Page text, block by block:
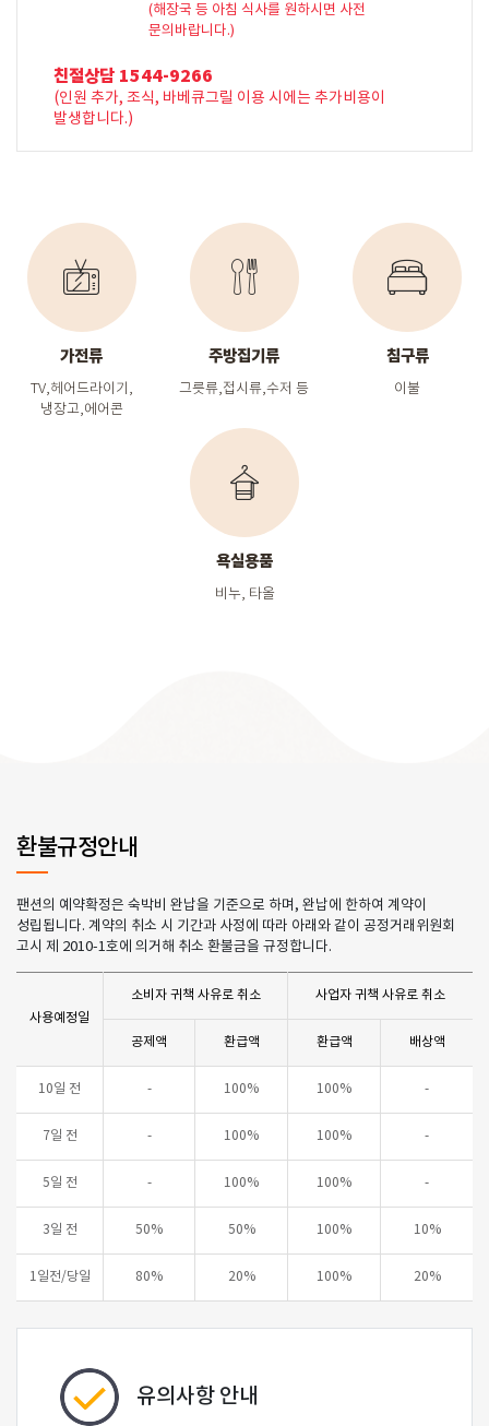
(해장국 등 아침 식사를 원하시면 사전
문의바랍니다.)
친절상담 1544-9266
(인원 추가, 조식, 바베큐그릴 이용 시에는 추가비용이
발생합니다.)
가전류
TV,헤어드라이기,
냉장고,에어콘
주방집기류
그릇류,접시류,수저 등
침구류
이불
욕실용품
비누, 타올
환불규정안내
팬션의 예약확정은 숙박비 완납을 기준으로 하며, 완납에 한하여 계약이
성립됩니다. 계약의 취소 시 기간과 사정에 따라 아래와 같이 공정거래위원회
고시 제 2010-1호에 의거해 취소 환불금을 규정합니다.
사용예정일
소비자 귀책 사유로 취소 사업자 귀책 사유로 취소
공제액 환급액 환급액 배상액
10일 전 - 100% 100% -
7일 전 - 100% 100% -
5일 전 - 100% 100% -
3일 전 50% 50% 100% 10%
1일전/당일 80% 20% 100% 20%
유의사항 안내